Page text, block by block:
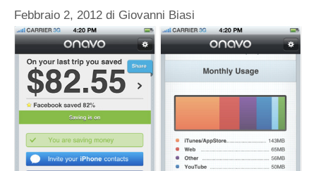
Febbraio 2, 2012 di Giovanni Biasi